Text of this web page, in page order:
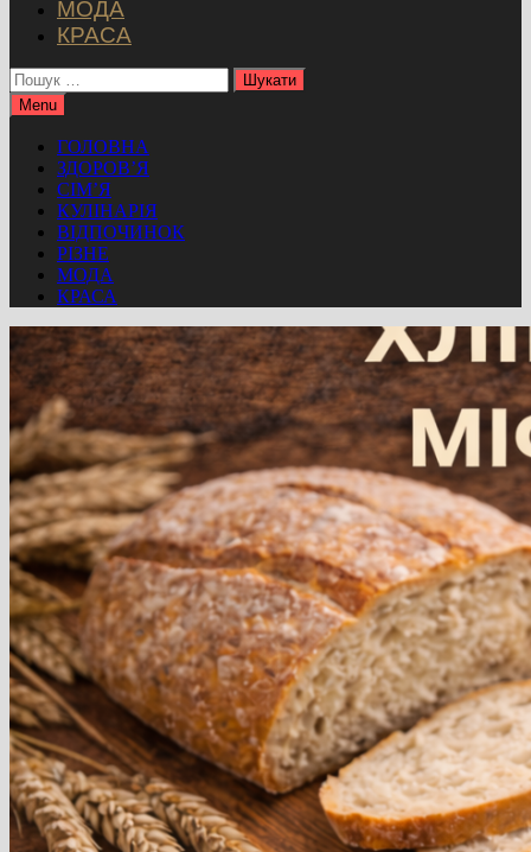
МОДА
КРАСА
Пошук:
Menu
ГОЛОВНА
ЗДОРОВ’Я
СІМ’Я
КУЛІНАРІЯ
ВІДПОЧИНОК
РІЗНЕ
МОДА
КРАСА